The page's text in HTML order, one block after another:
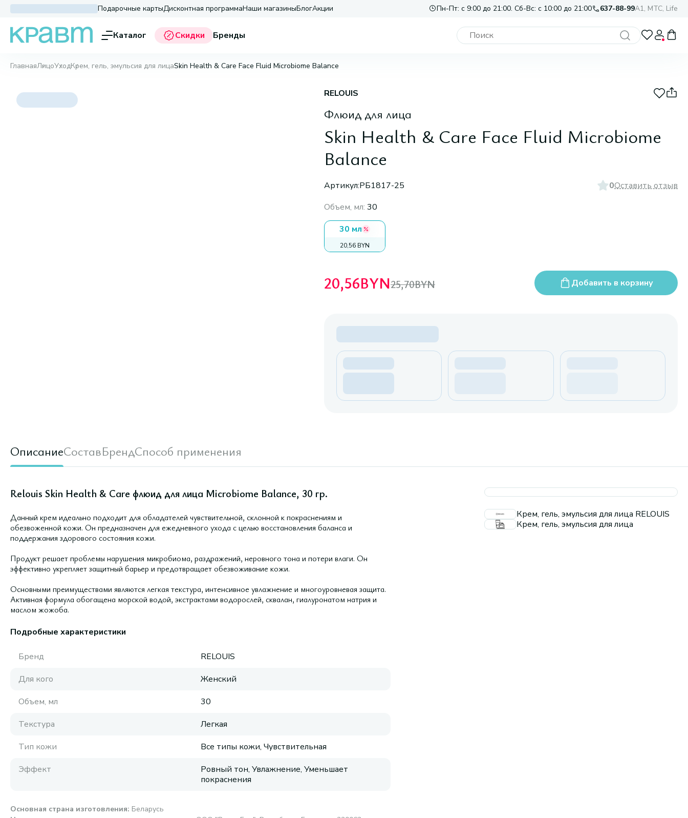
Подарочные картыДисконтная программаНаши магазиныБлогАкции Пн-Пт: с 9:00 до 21:00. Сб-Вс: с 10:00 до 21:00 637-88-99A1, МТС, Life
Каталог Скидки Бренды
ГлавнаяЛицоУходКрем, гель, эмульсия для лицаSkin Health & Care Face Fluid Microbiome Balance
RELOUIS
Флюид для лица
Skin Health & Care Face Fluid Microbiome
Balance
Артикул:РБ1817-25 0Оставить отзыв
Объем, мл: 30
30 мл
20,56 BYN
20,56BYN25,70BYN Добавить в корзину
ОписаниеСоставБрендСпособ применения
Relouis Skin Health & Care флюид для лица Microbiome Balance, 30 гр.
Данный крем идеально подходит для обладателей чувствительной, склонной к покраснениям и
обезвоженной кожи. Он предназначен для ежедневного ухода с целью восстановления баланса и
поддержания здорового состояния кожи.
Продукт решает проблемы нарушения микробиома, раздражений, неровного тона и потери влаги. Он
эффективно укрепляет защитный барьер и предотвращает обезвоживание кожи.
Основными преимуществами являются легкая текстура, интенсивное увлажнение и многоуровневая защита.
Активная формула обогащена морской водой, экстрактами водорослей, сквалан, гиалуронатом натрия и
маслом жожоба.
Подробные характеристики
Бренд
RELOUIS
Для кого
Женский
Объем, мл
30
Текстура
Легкая
Тип кожи
Все типы кожи, Чувствительная
Эффект
Ровный тон, Увлажнение, Уменьшает
покраснения
Основная страна изготовления: Беларусь
Крем, гель, эмульсия для лица RELOUIS
Крем, гель, эмульсия для лица